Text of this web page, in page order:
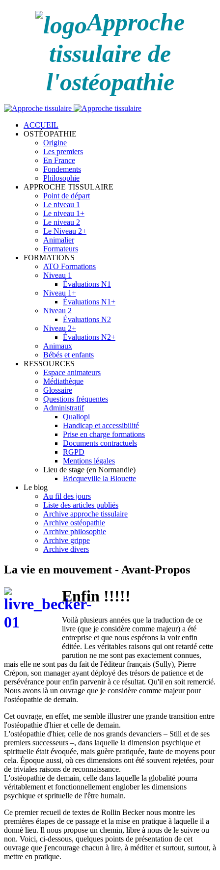
Approche
tissulaire de
l'ostéopathie
ACCUEIL
OSTÉOPATHIE
Origine
Les premiers
En France
Fondements
Philosophie
APPROCHE TISSULAIRE
Point de départ
Le niveau 1
Le niveau 1+
Le niveau 2
Le Niveau 2+
Animalier
Formateurs
FORMATIONS
ATO Formations
Niveau 1
Évaluations N1
Niveau 1+
Évaluations N1+
Niveau 2
Évaluations N2
Niveau 2+
Évaluations N2+
Animaux
Bébés et enfants
RESSOURCES
Espace animateurs
Médiathèque
Glossaire
Questions fréquentes
Administratif
Qualiopi
Handicap et accessibilité
Prise en charge formations
Documents contractuels
RGPD
Mentions légales
Lieu de stage (en Normandie)
Bricqueville la Blouette
Le blog
Au fil des jours
Liste des articles publiés
Archive approche tissulaire
Archive ostéopathie
Archive philosophie
Archive grippe
Archive divers
La vie en mouvement - Avant-Propos
Enfin !!!!!
Voilà plusieurs années que la traduction de ce
livre (que je considère comme majeur) a été
entreprise et que nous espérons la voir enfin
éditée. Les véritables raisons qui ont retardé cette
parution ne me sont pas exactement connues,
mais elle ne sont pas du fait de l'éditeur français (Sully), Pierre
Crépon, son manager ayant déployé des trésors de patience et de
persévérance pour enfin parvenir à ce résultat. Qu'il en soit remercié.
Nous avons là un ouvrage que je considère comme majeur pour
l'ostéopathie de demain.
Cet ouvrage, en effet, me semble illustrer une grande transition entre
l'ostéopathie d'hier et celle de demain.
L'ostéopathie d'hier, celle de nos grands devanciers – Still et de ses
premiers successeurs –, dans laquelle la dimension psychique et
spirituelle était évoquée, mais guère pratiquée, faute de moyens pour
cela. Époque aussi, où ces dimensions ont été souvent rejetées, pour
de triviales raisons de reconnaissance.
L'ostéopathie de demain, celle dans laquelle la globalité pourra
véritablement et fonctionnellement englober les dimensions
psychique et sprituelle de l'être humain.
Ce premier recueil de textes de Rollin Becker nous montre les
premières étapes de ce passage et la mise en pratique à laquelle il a
donné lieu. Il nous propose un chemin, libre à nous de le suivre ou
non. Voici, ci-dessous, quelques points de présentation de cet
ouvrage que j'encourage chacun à lire, à méditer et surtout, surtout, à
mettre en pratique.